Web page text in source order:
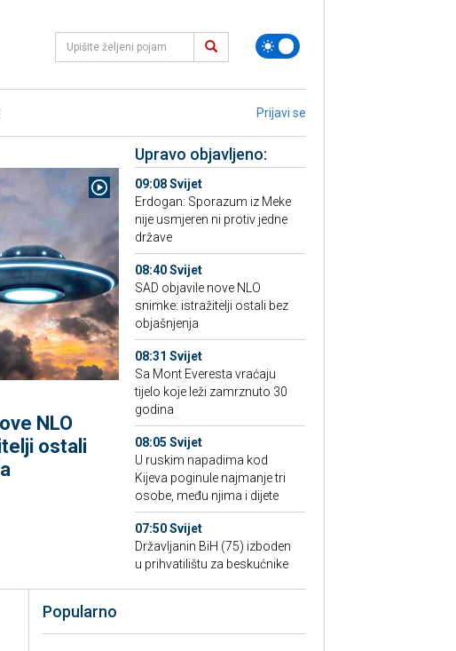
Prijavi se
NLO
ostali
Upravo objavljeno:
09:08 Svijet
Erdogan: Sporazum iz Meke
nije usmjeren ni protiv jedne
države
08:40 Svijet
SAD objavile nove NLO
snimke: istražitelji ostali bez
objašnjenja
08:31 Svijet
Sa Mont Everesta vraćaju
tijelo koje leži zamrznuto 30
godina
08:05 Svijet
U ruskim napadima kod
Kijeva poginule najmanje tri
osobe, među njima i dijete
07:50 Svijet
Državljanin BiH (75) izboden
u prihvatilištu za beskućnike
Popularno